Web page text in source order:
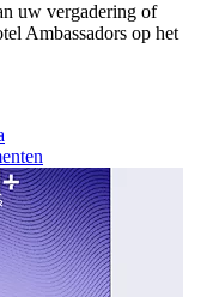
uw vergadering of
Ambassadors op het